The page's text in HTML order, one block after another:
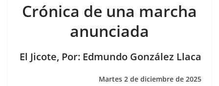
c
o
itt ai
l
at
s
A
p
p
ss
e
n
g
er
e
gr
a
m
m
tir
Crónica de una marcha
anunciada
El Jicote, Por: Edmundo González Llaca
Martes 2 de diciembre de 2025